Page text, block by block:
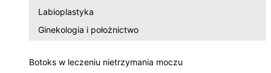
Labioplastyka
Ginekologia i położnictwo
Botoks w leczeniu nietrzymania moczu